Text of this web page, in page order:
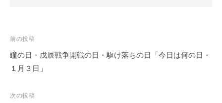
投
稿
ナ
ゲ
前の投稿
瞳の日・戊辰戦争開戦の日・駆け落ちの日「今日は何の日・
１月３日」
次の投稿